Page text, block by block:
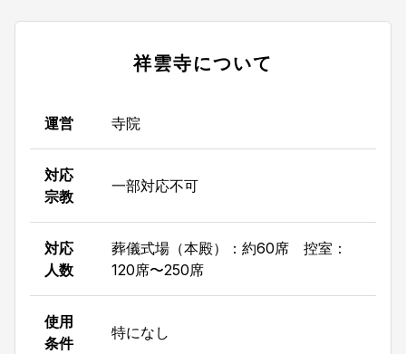
祥雲寺について
運営 寺院
対応
宗教
一部対応不可
対応
人数
葬儀式場（本殿）：約60席 控室：
120席〜250席
使用
条件
特になし